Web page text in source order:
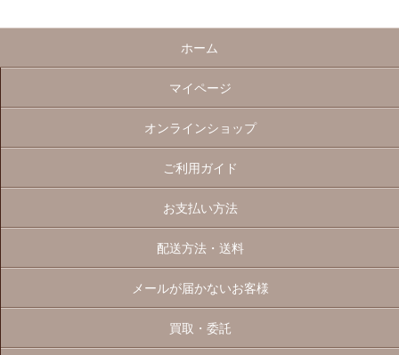
ホーム
マイページ
オンラインショップ
ご利用ガイド
お支払い方法
配送方法・送料
メールが届かないお客様
買取・委託